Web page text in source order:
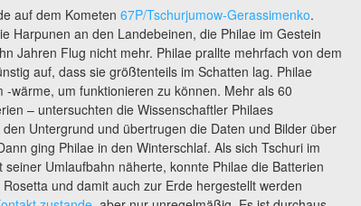
auf dem Kometen 67P/Tschurjumow-Gerassimenko.
Harpunen an den Landebeinen, die Philae im Gestein
Jahren Flug nicht mehr. Philae prallte mehrfach von dem
auf, dass sie größtenteils im Schatten lag. Philae
wärme, um funktionieren zu können. Mehr als 60
– untersuchten die Wissenschaftler Philaes
Untergrund und übertrugen die Daten und Bilder über
ging Philae in den Winterschlaf. Als sich Tschuri im
Umlaufbahn näherte, konnte Philae die Batterien
und damit auch zur Erde hergestellt werden